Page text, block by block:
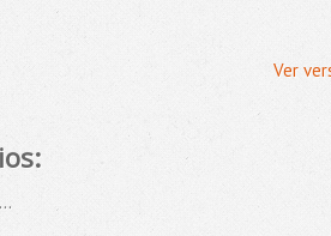
Ver